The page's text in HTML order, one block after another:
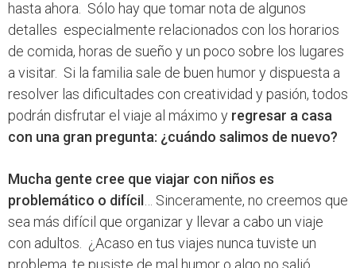
hasta ahora. Sólo hay que tomar nota de algunos
detalles especialmente relacionados con los horarios
de comida, horas de sueño y un poco sobre los lugares
a visitar. Si la familia sale de buen humor y dispuesta a
resolver las dificultades con creatividad y pasión, todos
podrán disfrutar el viaje al máximo y regresar a casa
con una gran pregunta: ¿cuándo salimos de nuevo?
Mucha gente cree que viajar con niños es
problemático o difícil
… Sinceramente, no creemos que
sea más difícil que organizar y llevar a cabo un viaje
con adultos. ¿Acaso en tus viajes nunca tuviste un
problema, te pusiste de mal humor o algo no salió